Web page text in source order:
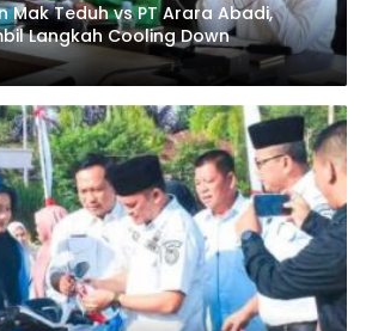
Mak Teduh vs PT Arara Abadi,
Langkah Cooling Down